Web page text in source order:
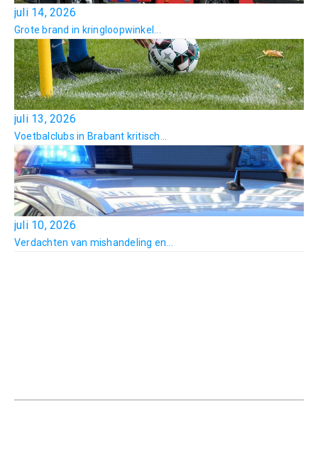
juli 14, 2026
Grote brand in kringloopwinkel...
juli 13, 2026
Voetbalclubs in Brabant kritisch...
juli 10, 2026
Verdachten van mishandeling en...